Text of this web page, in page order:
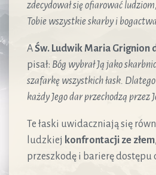
zdecydował się ofiarować
Tobie wszystkie skarby i
AŚw. Ludwik Maria Grignion
pisał: Bóg wybrał Ją jako
szafarkę wszystkich łask. Dlatego
każdy Jego dar przechodzą przez
Te łaski uwidaczniają się
ludzkiej konfrontacji ze złem
przeszkodę i barierę dostępu